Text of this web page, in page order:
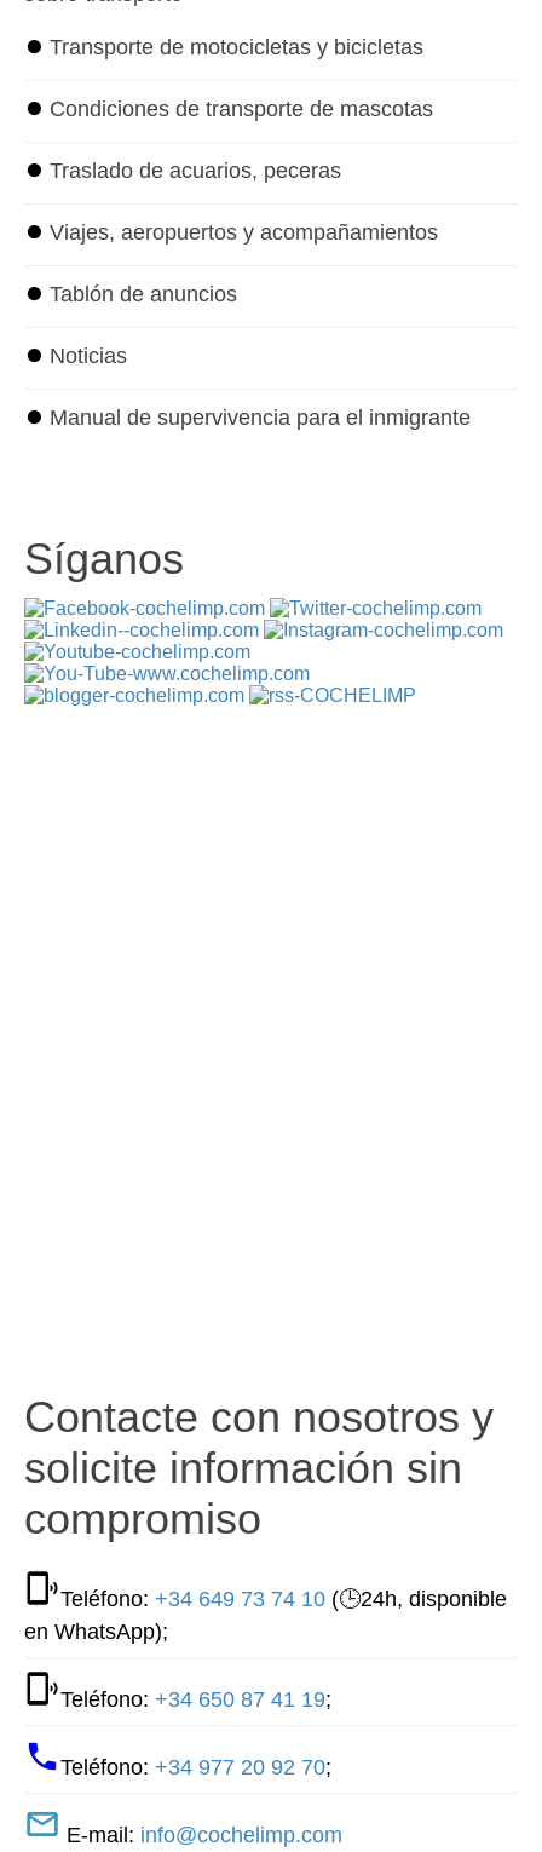
⏺ Transporte de motocicletas y bicicletas
⏺ Condiciones de transporte de mascotas
⏺ Traslado de acuarios, peceras
⏺ Viajes, aeropuertos y acompañamientos
⏺ Tablón de anuncios
⏺ Noticias
⏺ Manual de supervivencia para el inmigrante
Síganos
Contacte con nosotros y
solicite información sin
compromiso
Teléfono: +34 649 73 74 10 (🕒24h, disponible
en WhatsApp);
Teléfono: +34 650 87 41 19;
Teléfono: +34 977 20 92 70;
E-mail: info@cochelimp.com